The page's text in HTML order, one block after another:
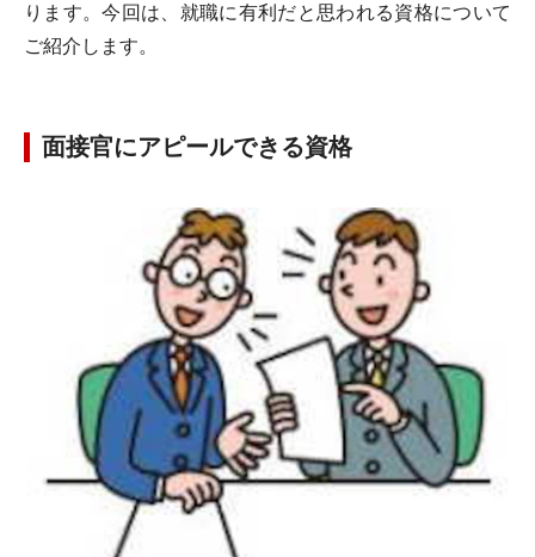
ります。今回は、就職に有利だと思われる資格について
ご紹介します。
面接官にアピールできる資格